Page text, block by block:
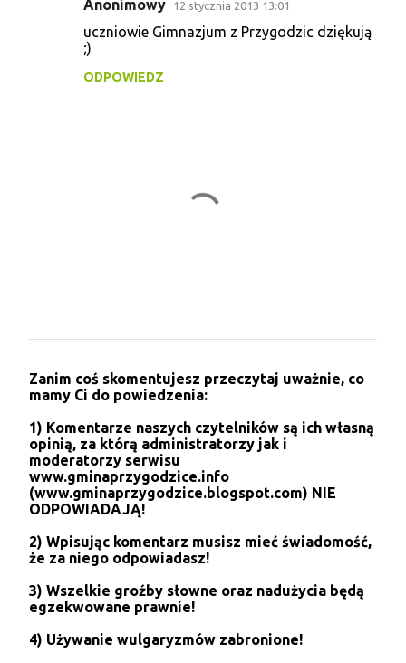
Anonimowy 12 stycznia 2013 13:01
uczniowie Gimnazjum z Przygodzic dziękują
;)
ODPOWIEDZ
r
z
ś
l
i
j
k
o
e
n
a
r
Zanim coś skomentujesz przeczytaj uważnie, co
mamy Ci do powiedzenia:
1) Komentarze naszych czytelników są ich własną
opinią, za którą administratorzy jak i
moderatorzy serwisu
www.gminaprzygodzice.info
(www.gminaprzygodzice.blogspot.com) NIE
ODPOWIADAJĄ!
2) Wpisując komentarz musisz mieć świadomość,
że za niego odpowiadasz!
3) Wszelkie groźby słowne oraz nadużycia będą
egzekwowane prawnie!
4) Używanie wulgaryzmów zabronione!